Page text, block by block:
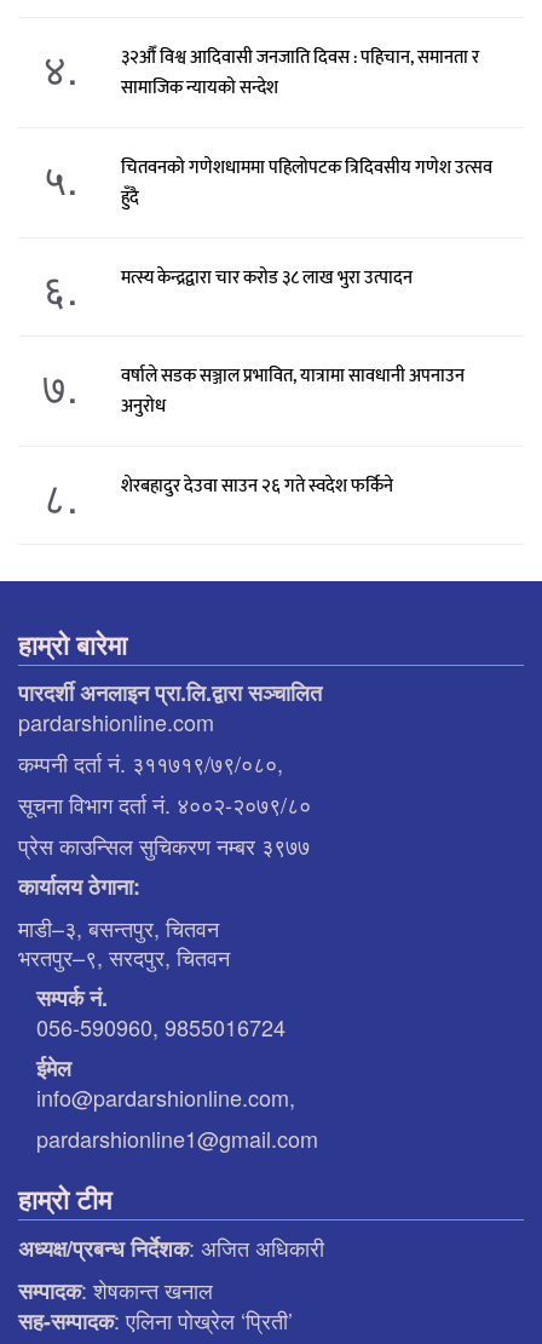
४.
३२औँ विश्व आदिवासी जनजाति दिवस : पहिचान, समानता र
सामाजिक न्यायको सन्देश
५.
चितवनको गणेशधाममा पहिलोपटक त्रिदिवसीय गणेश उत्सव
हुँदै
६. मत्स्य केन्द्रद्वारा चार करोड ३८ लाख भुरा उत्पादन
७.
वर्षाले सडक सञ्जाल प्रभावित, यात्रामा सावधानी अपनाउन
अनुरोध
८. शेरबहादुर देउवा साउन २६ गते स्वदेश फर्किने
हाम्रो बारेमा
पारदर्शी अनलाइन प्रा.लि.द्वारा सञ्चालित
pardarshionline.com
कम्पनी दर्ता नं. ३११७१९/७९/०८०,
सूचना विभाग दर्ता नं. ४००२-२०७९/८०
प्रेस काउन्सिल सुचिकरण नम्बर ३९७७
कार्यालय ठेगाना:
माडी–३, बसन्तपुर, चितवन
भरतपुर–९, सरदपुर, चितवन
सम्पर्क नं.
056-590960, 9855016724
ईमेल
info@pardarshionline.com,
pardarshionline1@gmail.com
हाम्रो टीम
अध्यक्ष/प्रबन्ध निर्देशक: अजित अधिकारी
सम्पादक: शेषकान्त खनाल
सह-सम्पादक: एलिना पाेख्रेल ‘प्रिती’